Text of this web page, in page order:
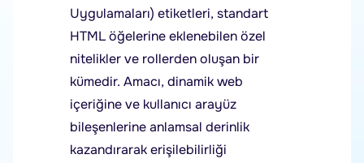
Uygulamaları) etiketleri, standart
HTML öğelerine eklenebilen özel
nitelikler ve rollerden oluşan bir
kümedir. Amacı, dinamik web
içeriğine ve kullanıcı arayüz
bileşenlerine anlamsal derinlik
kazandırarak erişilebilirliği